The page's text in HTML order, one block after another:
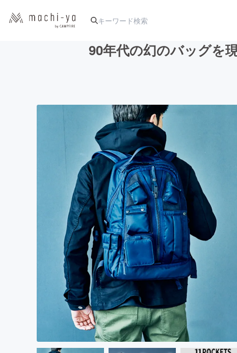
アート・写真
テクノロジー・ガジェット
映像・映画
ビジネス・起業
まちづくり・地域活性化
90年代の幻のバッグを